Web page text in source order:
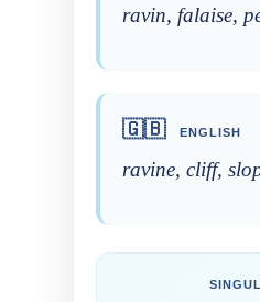
ravin, falaise,
🇬🇧 ENGLISH
ravine, cliff,